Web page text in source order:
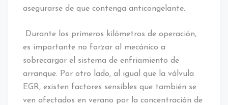
asegurarse de que contenga anticongelante.
Durante los primeros kilómetros de operación,
es importante no forzar al mecánico a
sobrecargar el sistema de enfriamiento de
arranque. Por otro lado, al igual que la válvula
EGR, existen factores sensibles que también se
ven afectados en verano por la concentración de